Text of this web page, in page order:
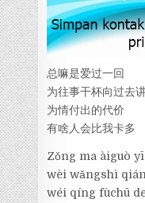
总嘛是爱过一回
为往事干杯向过去
为情付出的代价
有啥人会比我卡多
Zǒng ma àiguò
wèi wǎngshì
wéi qíng fùchū